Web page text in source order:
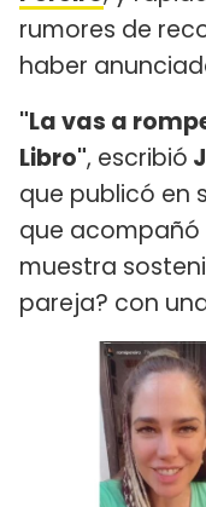
rumores de
haber
"La vas a
Libro", escribió
que publicó en
que
muestra
pareja? con